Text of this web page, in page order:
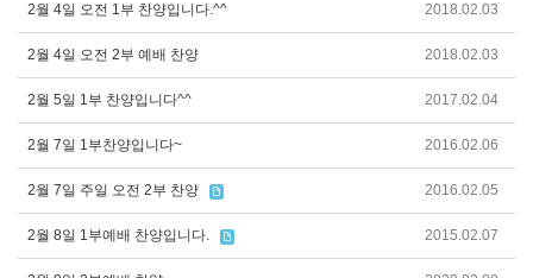
2월 4일 오전 1부 찬양입니다.^^ 2018.02.03
2월 4일 오전 2부 예배 찬양 2018.02.03
2월 5일 1부 찬양입니다^^ 2017.02.04
2월 7일 1부찬양입니다~ 2016.02.06
2월 7일 주일 오전 2부 찬양 2016.02.05
2월 8일 1부예배 찬양입니다. 2015.02.07